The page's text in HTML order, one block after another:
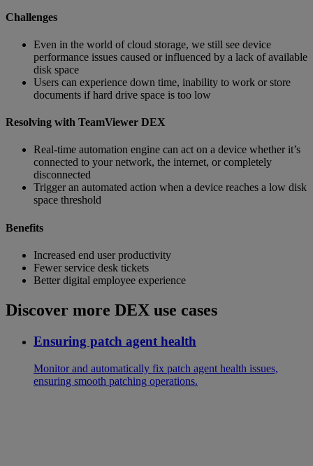
Challenges
Even in the world of cloud storage, we still see device
performance issues caused or influenced by a lack of available
disk space
Users can experience down time, inability to work or store
documents if hard drive space is too low
Resolving with TeamViewer DEX
Real-time automation engine can act on a device whether it’s
connected to your network, the internet, or completely
disconnected
Trigger an automated action when a device reaches a low disk
space threshold
Benefits
Increased end user productivity
Fewer service desk tickets
Better digital employee experience
Discover more DEX use cases
Ensuring patch agent health
Monitor and automatically fix patch agent health issues,
ensuring smooth patching operations.